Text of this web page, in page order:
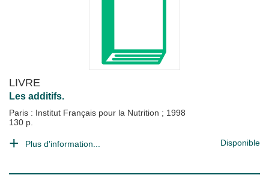
LIVRE
Les additifs.
Paris : Institut Français pour la Nutrition ; 1998
130 p.
Plus d'information... Disponible